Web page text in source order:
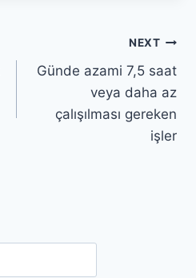
NEXT
Günde azami 7,5 saat
veya daha az
çalışılması gereken
işler